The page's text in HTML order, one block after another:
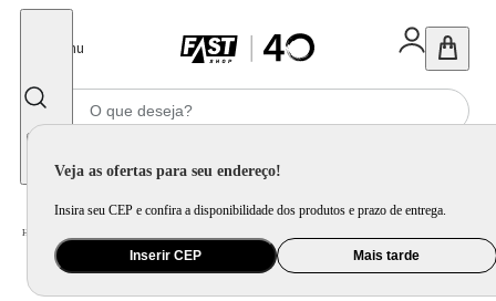
Menu
Veja as ofertas para seu endereço!
Insira seu CEP e confira a disponibilidade dos produtos e prazo de entrega.
Inserir CEP Mais tarde
Home